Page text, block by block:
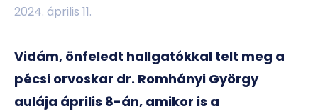
2024. április 11.
Vidám, önfeledt hallgatókkal telt meg a
pécsi orvoskar dr. Romhányi György
aulája április 8-án, amikor is a